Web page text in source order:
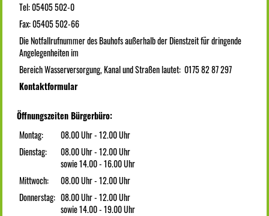
Tel: 05405 502-0
Fax: 05405 502-66
Die Notfallrufnummer des Bauhofs außerhalb der Dienstzeit für dringende
Angelegenheiten im
Bereich Wasserversorgung, Kanal und Straßen lautet: 0175 82 87 297
Kontaktformular
Öffnungszeiten Bürgerbüro:
Montag:
08.00 Uhr - 12.00 Uhr
Dienstag:
08.00 Uhr - 12.00 Uhr
sowie 14.00 - 16.00 Uhr
Mittwoch:
08.00 Uhr - 12.00 Uhr
Donnerstag: 08.00 Uhr - 12.00 Uhr
sowie 14.00 - 19.00 Uhr